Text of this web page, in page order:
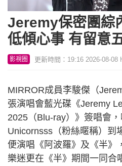
Unmute Loaded
8.78%
Jeremy保密團綜
低傾心事 有留意
影視圈 更新時間：19:16 2026-08-08
MIRROR成員李駿傑（
張演唱會藍光碟《Jeremy
2025（Blu-ray）》簽唱會
Unicornsss（粉絲暱稱）到
便演唱《阿波羅》及《半》
樂迷更在《半》期間一同合